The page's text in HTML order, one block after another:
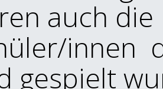
auch
innen
gespielt